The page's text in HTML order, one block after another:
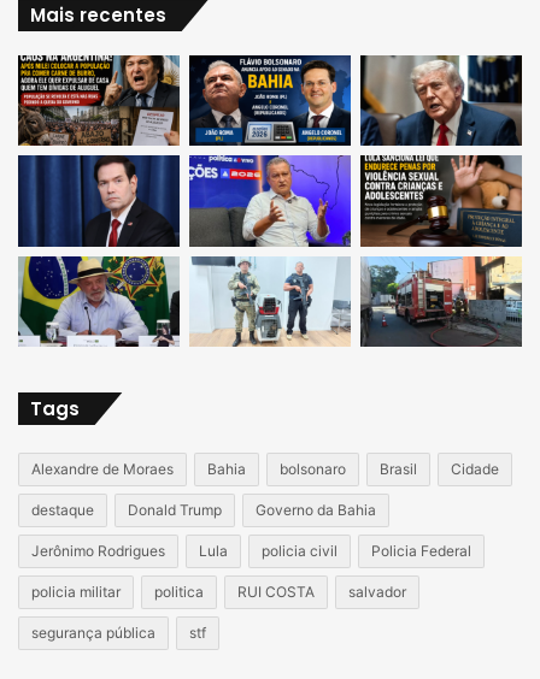
Mais recentes
Tags
Alexandre de Moraes Bahia bolsonaro Brasil Cidade
destaque Donald Trump Governo da Bahia
Jerônimo Rodrigues Lula policia civil Policia Federal
policia militar politica RUI COSTA salvador
segurança pública stf